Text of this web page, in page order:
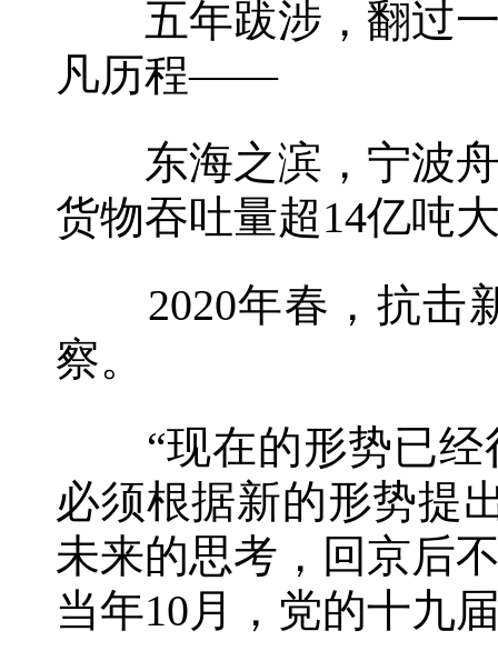
五年跋涉，翻过一
凡历程——
东海之滨，宁波舟
货物吞吐量超14亿吨
2020年春，抗击新
察。
“现在的形势已经
必须根据新的形势提
未来的思考，回京后
当年10月，党的十九